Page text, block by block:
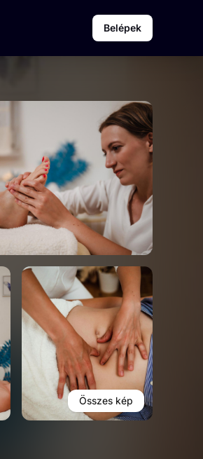
Belépek
Összes kép